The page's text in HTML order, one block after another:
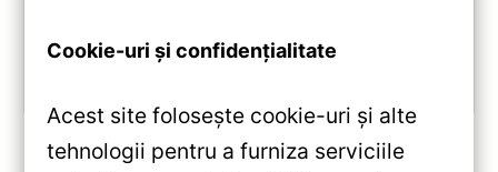
Cookie-uri și confidențialitate
Acest site folosește cookie-uri și alte
tehnologii pentru a furniza serviciile